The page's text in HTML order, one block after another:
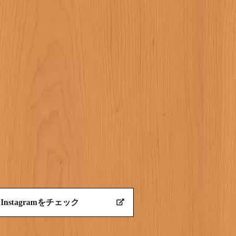
Instagramをチェック